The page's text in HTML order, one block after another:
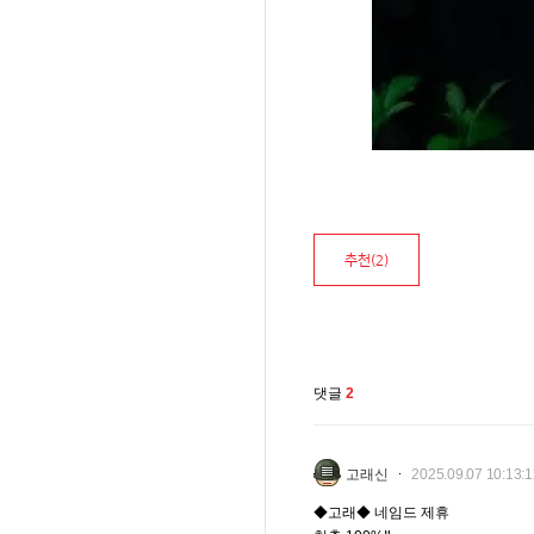
추천(2)
댓글 2
고래신 2025.09.07
◆고래◆ 네임드 제휴